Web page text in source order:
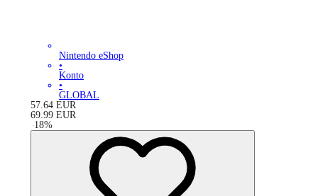
Nintendo eShop
•
Konto
•
GLOBAL
57.64 EUR
69.99 EUR
-18%